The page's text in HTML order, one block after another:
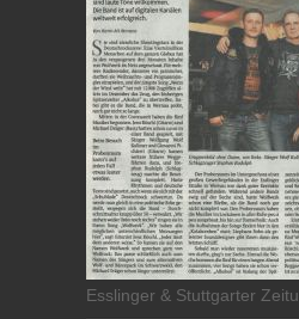
Esslinger & Stuttgarter